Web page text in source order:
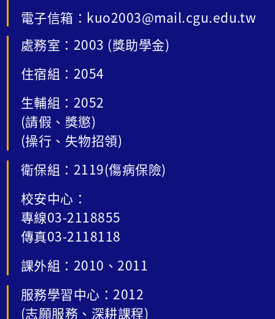
電子信箱：kuo2003@mail.cgu.edu.tw
處務室：2003 (獎助學金)
住宿組：2054
生輔組：2052
(請假、獎懲)
(操行、失物招領)
衛保組：2119(傷病保險)
校安中心：
專線03-2118855
傳真03-2118118
課外組：2010、2011
服務學習中心：2012
(志願服務、深耕課程)